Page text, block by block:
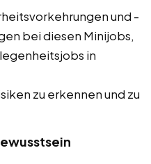
und -
bei diesen Minijobs,
in
zu erkennen und zu